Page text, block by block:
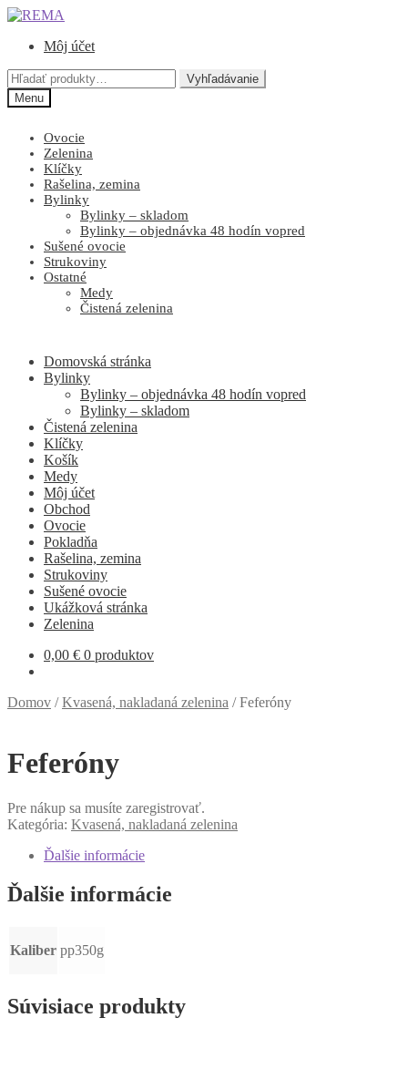
Preskočiť
navigáciu
Preskočiť
obsah
Môj účet
Hľadať:
Vyhľadávanie
Menu
Ovocie
Zelenina
Klíčky
Rašelina, zemina
Bylinky
Bylinky – skladom
Bylinky – objednávka 48 hodín vopred
Sušené ovocie
Strukoviny
Ostatné
Medy
Čistená zelenina
Domovská stránka
Bylinky
Bylinky – objednávka 48 hodín vopred
Bylinky – skladom
Čistená zelenina
Klíčky
Košík
Medy
Môj účet
Obchod
Ovocie
Pokladňa
Rašelina, zemina
Strukoviny
Sušené ovocie
Ukážková stránka
Zelenina
0,00 € 0 produktov
Domov /Kvasená, nakladaná zelenina /Feferóny
Feferóny
Pre nákup sa musíte zaregistrovať.
Kategória: Kvasená, nakladaná zelenina
Ďalšie informácie
Ďalšie informácie
Kaliber pp350g
Súvisiace produkty